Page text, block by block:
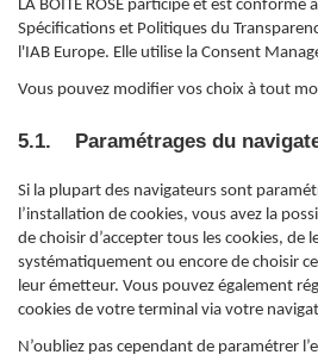
LA BOITE ROSE participe et est conforme
Spécifications et Politiques du
l'IAB Europe. Elle utilise la Consent
Vous pouvez modifier vos choix à tout
5.1. Paramétrages du
Si la plupart des navigateurs sont
l’installation de cookies, vous avez la
de choisir d’accepter tous les cookies, de
systématiquement ou encore de choisir
leur émetteur. Vous pouvez également
cookies de votre terminal via votre
N’oubliez pas cependant de paramétrer